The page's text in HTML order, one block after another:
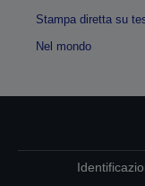
Stampa diretta su
Nel mondo